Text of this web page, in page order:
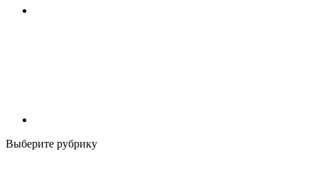
Выберите рубрику